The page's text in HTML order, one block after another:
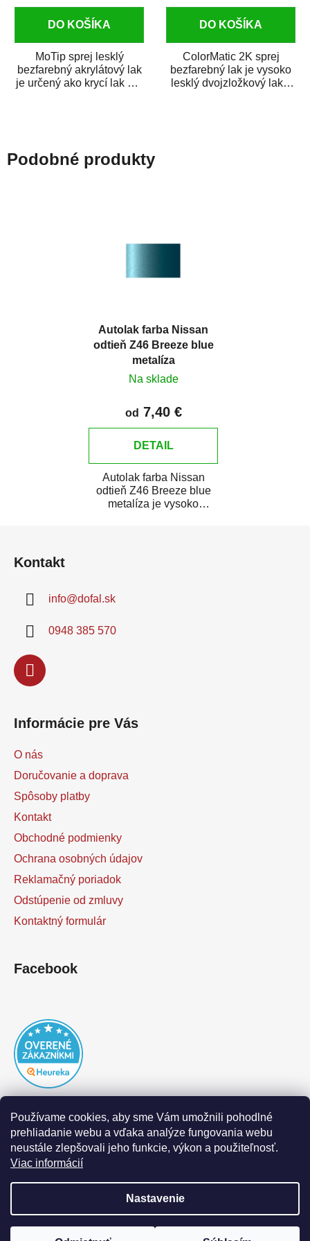
Používame cookies, aby sme Vám umožnili pohodlné
prehliadanie webu a vďaka analýze fungovania webu
neustále zlepšovali jeho funkcie, výkon a použiteľnosť.
Viac informácií
Nastavenie
DO KOŠÍKA
MoTip sprej lesklý
bezfarebný akrylátový lak
je určený ako krycí lak pre
DO KOŠÍKA
ColorMatic 2K sprej
bezfarebný lak je vysoko
lesklý dvojzložkový lak s
Podobné produkty
Autolak farba Nissan
odtieň Z46 Breeze blue
metalíza
Na sklade
od 7,40 €
DETAIL
Autolak farba Nissan
odtieň Z46 Breeze blue
metalíza je vysoko
Kontakt
info@dofal.sk
0948 385 570
Informácie pre Vás
O nás
Doručovanie a doprava
Spôsoby platby
Kontakt
Obchodné podmienky
Ochrana osobných údajov
Reklamačný poriadok
Odstúpenie od zmluvy
Kontaktný formulár
Facebook
|Realizoval Appgrade